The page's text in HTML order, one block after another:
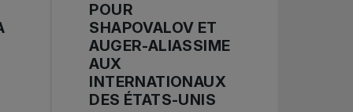
POUR
SHAPOVALOV ET
AUGER-ALIASSIME
AUX
INTERNATIONAUX
DES ÉTATS-UNIS